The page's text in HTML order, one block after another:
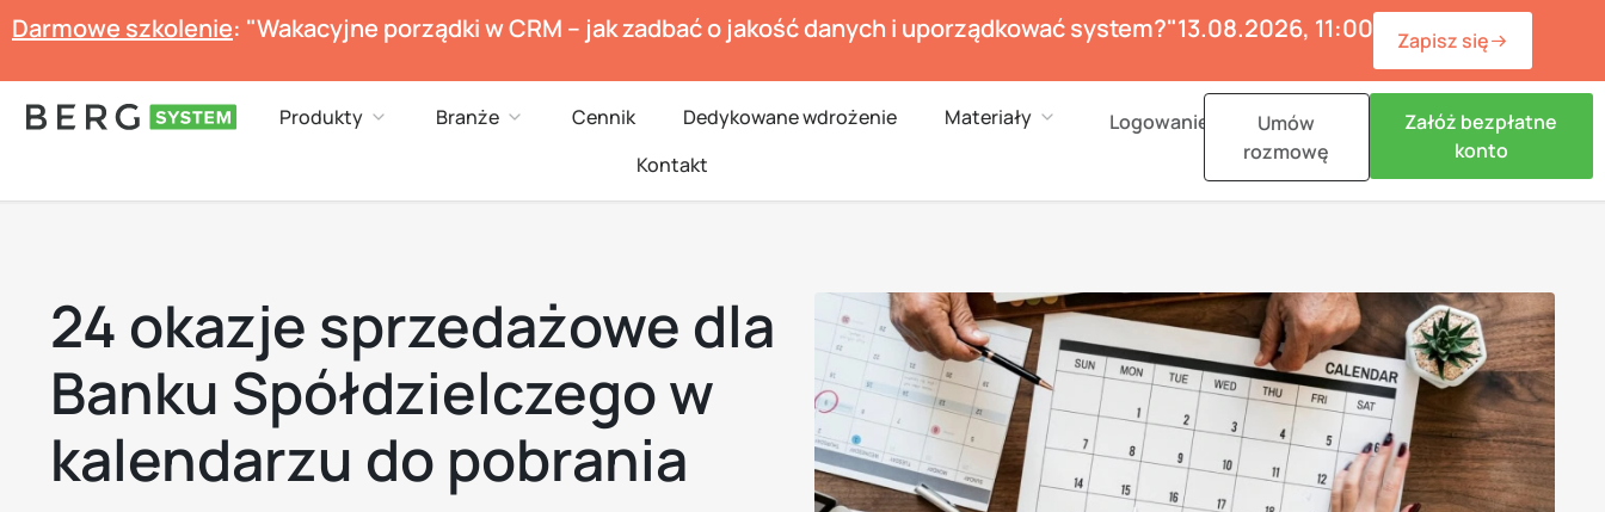
doDarmowe szkolenie: "Wakacyjne porządki w CRM – jak zadbać o jakość danych i uporządkować system?"13.08.2026, 11:00 Zapisz się
Produkty Open Produkty
Branże Open Branże
Cennik Dedykowane wdrożenie Materiały Open Materiały
Kontakt
Logowanie
Umów
rozmowę
Załóż bezpłatne
konto
24 okazje sprzedażowe dla
Banku Spółdzielczego w
kalendarzu do pobrania